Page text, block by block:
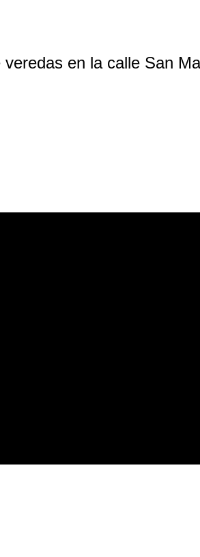
en la calle San